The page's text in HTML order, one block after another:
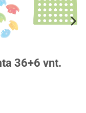
36+6 vnt.